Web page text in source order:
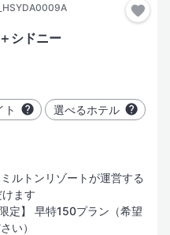
シドニー
ト 選べるホテル
ルトンリゾートが運営する
ます
定】 早特150プラン（希望
い）